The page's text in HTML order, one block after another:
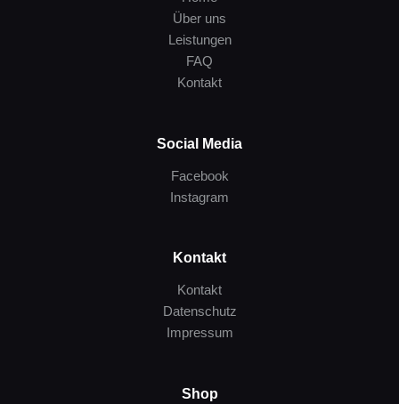
Über uns
Leistungen
FAQ
Kontakt
Social Media
Facebook
Instagram
Kontakt
Kontakt
Datenschutz
Impressum
Shop